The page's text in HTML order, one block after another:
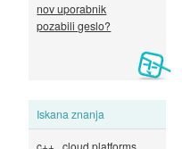
nov uporabnik
pozabili geslo?
Iskana znanja